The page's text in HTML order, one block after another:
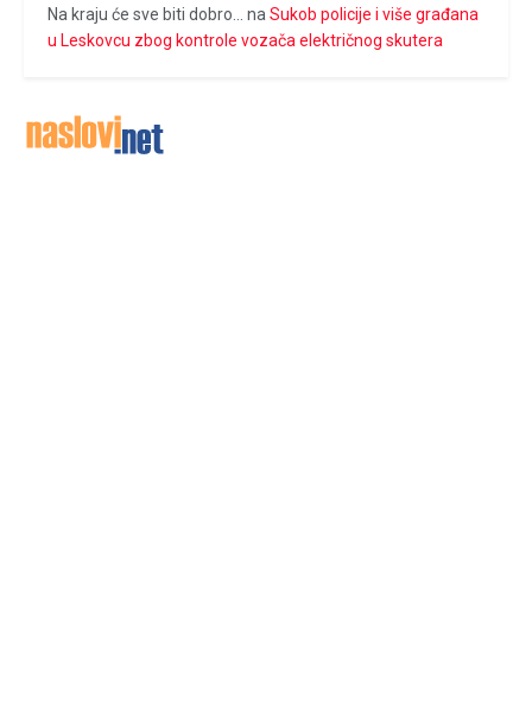
Na kraju će sve biti dobro... naSukob policije i više građana
u Leskovcu zbog kontrole vozača električnog skutera